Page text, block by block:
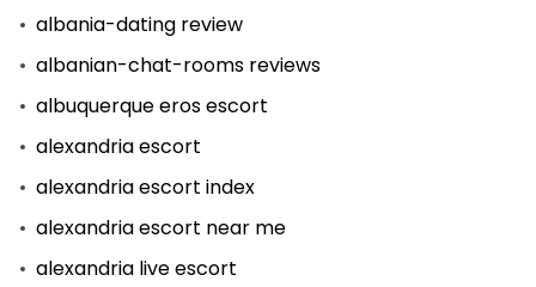
albania-dating review
albanian-chat-rooms reviews
albuquerque eros escort
alexandria escort
alexandria escort index
alexandria escort near me
alexandria live escort